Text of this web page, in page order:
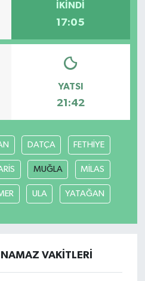
İKINDI
17:05
YATSI
21:42
DATÇA FETHİYE
MUĞLA MİLAS
ULA YATAĞAN
VAKITLERI